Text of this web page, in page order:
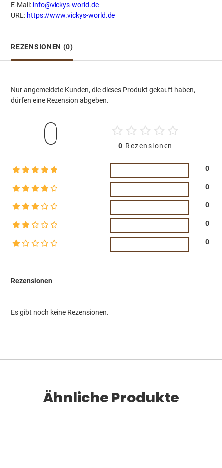
E-Mail: info@vickys-world.de
URL: https://www.vickys-world.de
REZENSIONEN (0)
Rezensionen
Es gibt noch keine Rezensionen.
0 0 Rezensionen
0
0
0
0
0
Nur angemeldete Kunden, die dieses Produkt gekauft haben,
dürfen eine Rezension abgeben.
Ähnliche Produkte